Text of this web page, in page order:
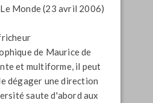
Le Monde(23 avril 2006)
de Maurice de
et multiforme, il peut
dégager une direction
saute d'abord aux